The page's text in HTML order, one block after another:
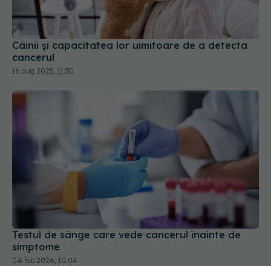
Câinii și capacitatea lor uimitoare de a detecta
cancerul
16 aug 2025, 11:30
Testul de sânge care vede cancerul înainte de
simptome
04 feb 2026, 10:04